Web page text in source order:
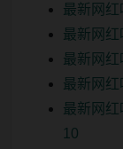
最新网
最新网
最新网
最新网
最新网
10